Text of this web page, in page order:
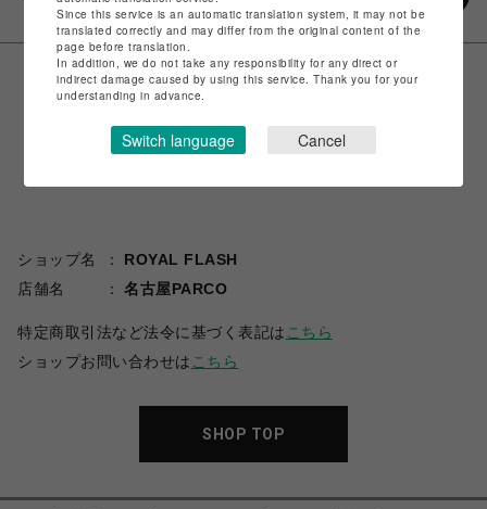
ショップ名
ROYAL FLASH
店舗名
名古屋PARCO
特定商取引法など法令に基づく表記は こちら
ショップお問い合わせは こちら
SHOP TOP
Since this service is an automatic translation system, it may not be
translated correctly and may differ from the original content of the
page before translation.
In addition, we do not take any responsibility for any direct or
indirect damage caused by using this service. Thank you for your
understanding in advance.
Switch language Cancel